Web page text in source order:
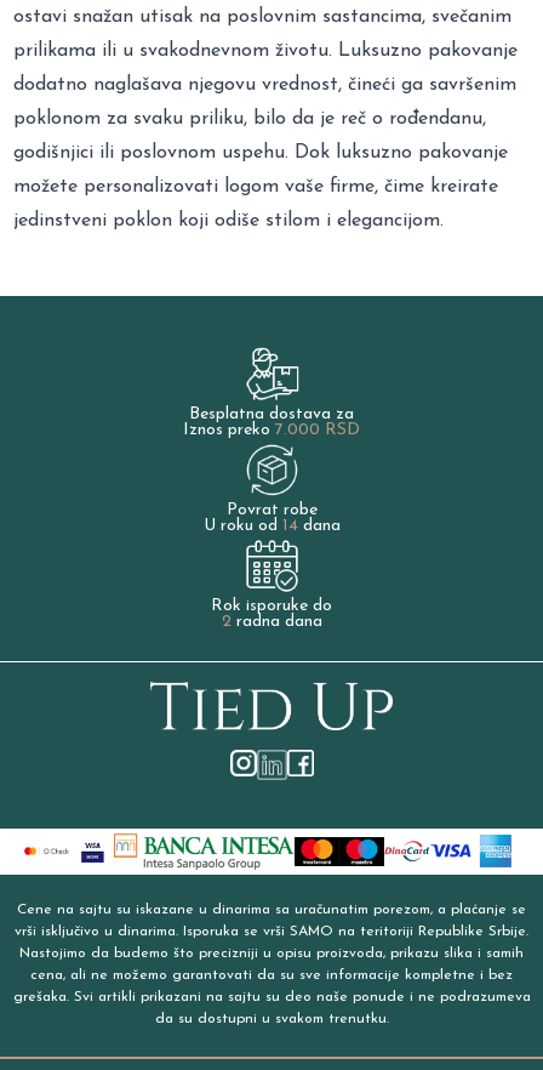
ostavi snažan utisak na poslovnim sastancima, svečanim
prilikama ili u svakodnevnom životu. Luksuzno pakovanje
dodatno naglašava njegovu vrednost, čineći ga savršenim
poklonom za svaku priliku, bilo da je reč o rođendanu,
godišnjici ili poslovnom uspehu. Dok luksuzno pakovanje
možete personalizovati logom vaše firme, čime kreirate
jedinstveni poklon koji odiše stilom i elegancijom.
Besplatna dostava za
Iznos preko 7.000 RSD
Povrat robe
U roku od 14dana
Rok isporuke do
2radna dana
Cene na sajtu su iskazane u dinarima sa uračunatim porezom, a plaćanje se
vrši isključivo u dinarima. Isporuka se vrši SAMO na teritoriji Republike Srbije.
Nastojimo da budemo što precizniji u opisu proizvoda, prikazu slika i samih
cena, ali ne možemo garantovati da su sve informacije kompletne i bez
grešaka. Svi artikli prikazani na sajtu su deo naše ponude i ne podrazumeva
da su dostupni u svakom trenutku.